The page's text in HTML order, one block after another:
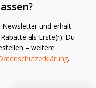
und erhalt
als Erste(r). Du
– weitere
.